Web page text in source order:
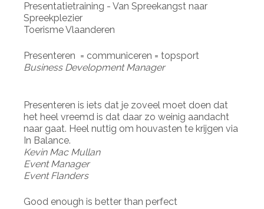
Presentatietraining - Van Spreekangst naar
Spreekplezier
Toerisme Vlaanderen
Presenteren = communiceren = topsport
Business Development Manager
Presenteren is iets dat je zoveel moet doen dat
het heel vreemd is dat daar zo weinig aandacht
naar gaat. Heel nuttig om houvasten te krijgen via
In Balance.
Kevin Mac Mullan
Event Manager
Event Flanders
Good enough is better than perfect